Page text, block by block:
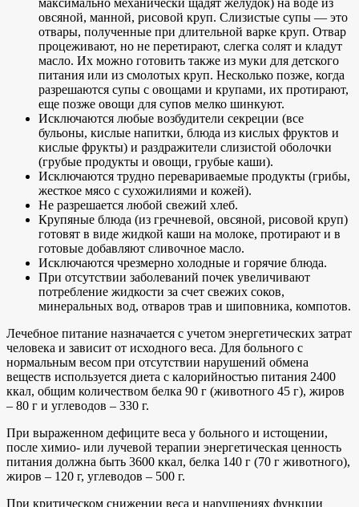
овсяной, манной, рисовой круп. Слизистые супы — это
отвары, полученные при длительной варке круп. Отвар
процеживают, но не перетирают, слегка солят и кладут
масло. Их можно готовить также из муки для детского
питания или из смолотых круп. Несколько позже, когда
разрешаются супы с овощами и крупами, их протирают,
еще позже овощи для супов мелко шинкуют.
Исключаются любые возбудители секреции (все
бульоны, кислые напитки, блюда из кислых фруктов и
кислые фрукты) и раздражители слизистой оболочки
(грубые продукты и овощи, грубые каши).
Исключаются трудно перевариваемые продукты (грибы,
жесткое мясо с сухожилиями и кожей).
Не разрешается любой свежий хлеб.
Крупяные блюда (из гречневой, овсяной, рисовой круп)
готовят в виде жидкой каши на молоке, протирают и в
готовые добавляют сливочное масло.
Исключаются чрезмерно холодные и горячие блюда.
При отсутствии заболеваний почек увеличивают
потребление жидкости за счет свежих соков,
минеральных вод, отваров трав и шиповника, компотов.
Лечебное питание назначается с учетом энергетических затрат
человека и зависит от исходного веса. Для больного с
нормальным весом при отсутствии нарушений обмена
веществ используется диета с калорийностью питания 2400
ккал, общим количеством белка 90 г (животного 45 г), жиров
– 80 г и углеводов – 330 г.
При выраженном дефиците веса у больного и истощении,
после химио- или лучевой терапии энергетическая ценность
питания должна быть 3600 ккал, белка 140 г (70 г животного),
жиров – 120 г, углеводов – 500 г.
При критическом снижении веса и нарушениях функции